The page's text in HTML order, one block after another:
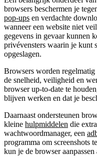
browsers beschermen je
pop-ups en verdachte
wanneer een website niet
gegevens in gevaar kunnen
privévensters waarin je kunt
opgeslagen.
Browsers worden
de snelheid, veiligheid en
browser up-to-date te
blijven werken en dat je
Daarnaast ondersteunen
kleine hulpmiddelen die
wachtwoordmanager, een
programma om screenshots
kun je de browser